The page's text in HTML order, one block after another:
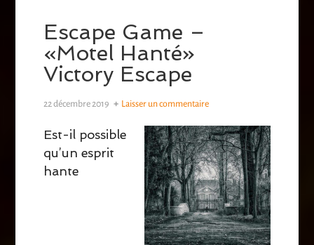
Escape Game –
«Motel Hanté»
Victory Escape
22 décembre 2019 Laisser un commentaire
Est-il possible
qu’un esprit
hante